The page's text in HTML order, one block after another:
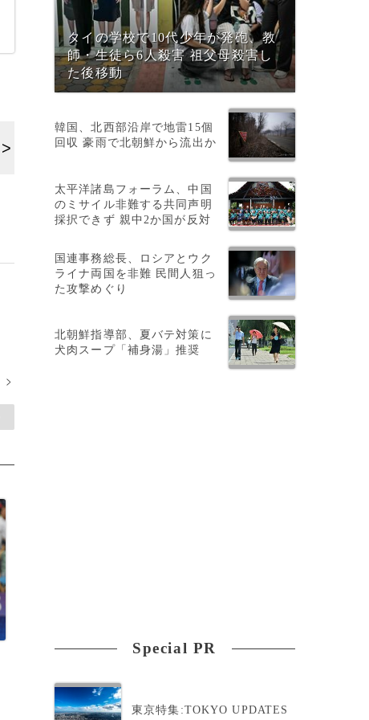
>
タイの学校で10代少年が発砲、教
師・生徒ら6人殺害 祖父母殺害し
た後移動
韓国、北西部沿岸で地雷15個
回収 豪雨で北朝鮮から流出か
太平洋諸島フォーラム、中国
のミサイル非難する共同声明
採択できず 親中2か国が反対
国連事務総長、ロシアとウク
ライナ両国を非難 民間人狙っ
た攻撃めぐり
北朝鮮指導部、夏バテ対策に
犬肉スープ「補身湯」推奨
Special PR
東京特集:TOKYO UPDATES